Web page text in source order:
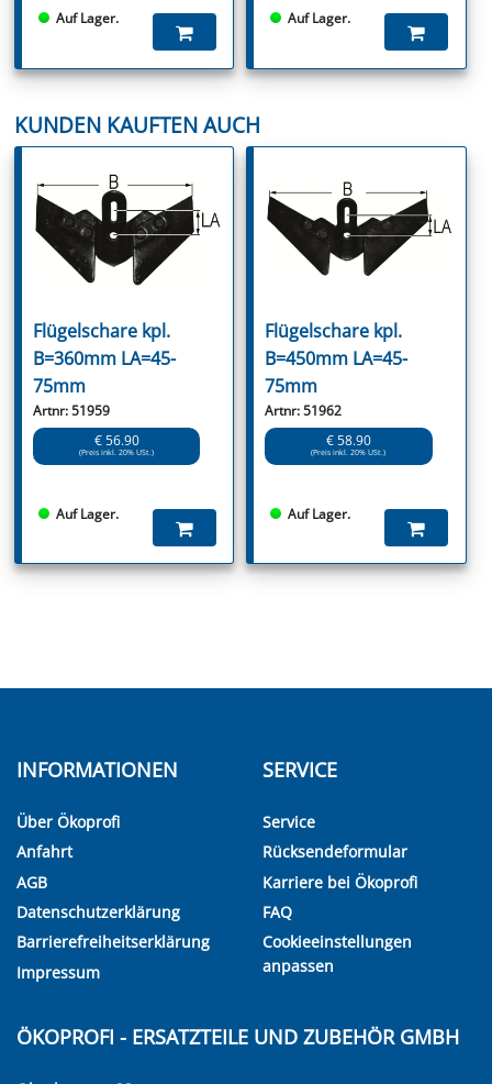
Auf Lager. Auf Lager.
KUNDEN KAUFTEN AUCH
Flügelschare kpl.
B=360mm LA=45-
75mm
Artnr: 51959
€ 56.90
(Preis inkl. 20% USt.)
Auf Lager.
Flügelschare kpl.
B=450mm LA=45-
75mm
Artnr: 51962
€ 58.90
(Preis inkl. 20% USt.)
Auf Lager.
INFORMATIONEN
Über Ökoprofi
Anfahrt
AGB
Datenschutzerklärung
Barrierefreiheitserklärung
Impressum
SERVICE
Service
Rücksendeformular
Karriere bei Ökoprofi
FAQ
Cookieeinstellungen
anpassen
ÖKOPROFI - ERSATZTEILE UND ZUBEHÖR GMBH